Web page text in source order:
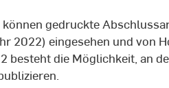
gedruckte
2022) eingesehen und von
besteht die Möglichkeit, an